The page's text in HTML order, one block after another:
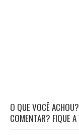
O QUE VOCÊ
COMENTAR? FIQUE